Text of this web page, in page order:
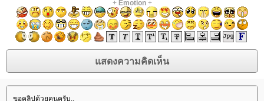
+ Emotion+
ขอคลิปด้วยคนครับ..